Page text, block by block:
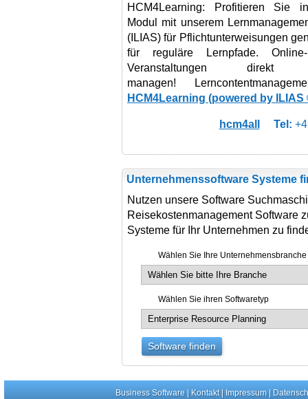
HCM4Learning: Profitieren Sie
Modul mit unserem
(ILIAS) für Pflichtunterweisungen
für reguläre Lernpfade.
Veranstaltungen
managen!
HCM4Learning (powered by ILIAS
hcm4all Tel:
Unternehmenssoftware Systeme
Nutzen unsere Software
Reisekostenmanagement Software
Systeme für Ihr Unternehmen zu
Wählen Sie Ihre Unternehmensbranche
Wählen Sie ihren Softwaretyp
Business Software| Kontakt| Impressum|